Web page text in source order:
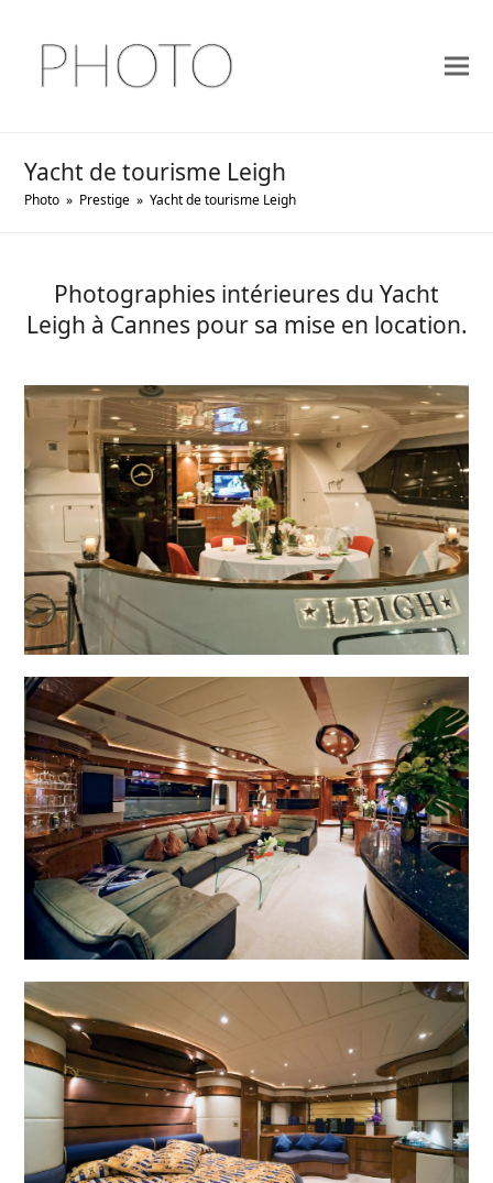
Yacht de tourisme Leigh
Photo » Prestige » Yacht de tourisme Leigh
Photographies intérieures du Yacht
Leigh à Cannes pour sa mise en location.